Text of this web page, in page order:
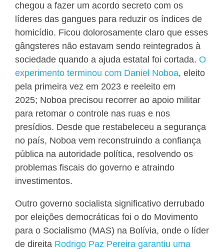
chegou a fazer um acordo secreto com os
líderes das gangues para reduzir os índices de
homicídio. Ficou dolorosamente claro que esses
gângsteres não estavam sendo reintegrados à
sociedade quando a ajuda estatal foi cortada. O
experimento terminou com Daniel Noboa, eleito
pela primeira vez em 2023 e reeleito em
2025; Noboa precisou recorrer ao apoio militar
para retomar o controle nas ruas e nos
presídios. Desde que restabeleceu a segurança
no país, Noboa vem reconstruindo a confiança
pública na autoridade política, resolvendo os
problemas fiscais do governo e atraindo
investimentos.
Outro governo socialista significativo derrubado
por eleições democráticas foi o do Movimento
para o Socialismo (MAS) na Bolívia, onde o líder
de direita Rodrigo Paz Pereira garantiu uma